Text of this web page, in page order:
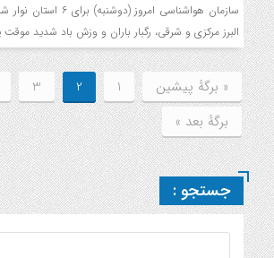
سازمان هواشناسی امروز
البرز مرکزی و شرقی، رگبار باران و وزش باد شدید
« برگه‌ٔ پیشین 1
2
3
برگهٔ بعد »
جستجو :